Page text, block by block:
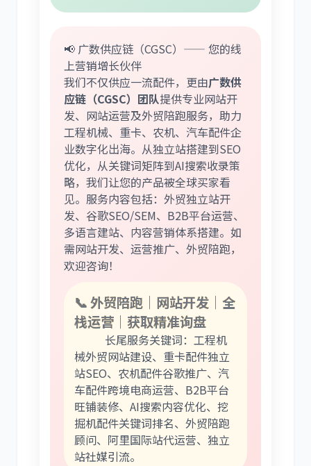
📢 广数供应链（CGSC）—— 您的线
上营销增长伙伴
我们不仅供应一流配件，更由广数供
应链（CGSC）团队提供专业网站开
发、网站运营及外贸陪跑服务，助力
工程机械、重卡、农机、汽车配件企
业数字化出海。从独立站搭建到SEO
优化，从关键词矩阵到AI搜索收录策
略，我们让您的产品被全球买家看
见。服务内容包括：外贸独立站开
发、谷歌SEO/SEM、B2B平台运营、
多语言建站、内容营销体系搭建。如
需网站开发、运营推广、外贸陪跑，
欢迎咨询！
📞 外贸陪跑｜网站开发｜全
栈运营｜获取精准询盘
长尾服务关键词：工程机
械外贸网站建设、重卡配件独立
站SEO、农机配件谷歌推广、汽
车配件跨境电商运营、B2B平台
旺铺装修、AI搜索内容优化、挖
掘机配件关键词排名、外贸陪跑
顾问、阿里国际站代运营、独立
站社媒引流。